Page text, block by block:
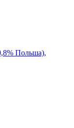
Польша),